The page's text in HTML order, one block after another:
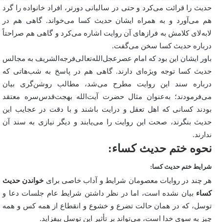
حدیث را قرائت می‌کرد و حتی در سالیانی دورتر، افراد خانواده را گرد
هم می‌آورد و به همراه ایشان حدیث کسا می‌خواند. گاهی هم در
لابه‌لای کلامش به فرازهای آن روایت اشاره می‌کرد و گاهی هم صراحتاً
درباره حدیث کسا سخن می‌گفت.
باور ایشان این بود که امام عصر‌عجل‌الله‌تعالی‌فرجه‌الشریف به مجالس
حدیث کسا توجه ویژه‌ای دارند. گاهی هم در پاسخ به شب‌هاتی که
درباره سند این روایت مطرح می‌شد، مطالب روشن‌گری بیان
می‌فرمودند؛ به‌عنوان مثال حضرت آیت‌الله بهجت‌قدس‌سره معتقد
بودند کسانی که اهل تعقل و درایت باشند و با دقت در عجایب این
حدیث بنگرند، صحت این روایت را می‌یابند و دیگر نیازی به سند آن
ندارند.
نحوه ختم حدیث کساء:
شرایط ختم حدیث کسا:
هر چند در روایات معصومان شرایط و آداب خاصی برای خواندن حدیث
کساء بیان نشده است، اما در نظر داشتن شرایط عام جلسات دعا و
توسل، که در همان حالت تضرع و خشوع و انقطاع از همه کس و همه
چیز به سوی خدا است، می‌تواند بر تأثیر این توسل بیفزاید.